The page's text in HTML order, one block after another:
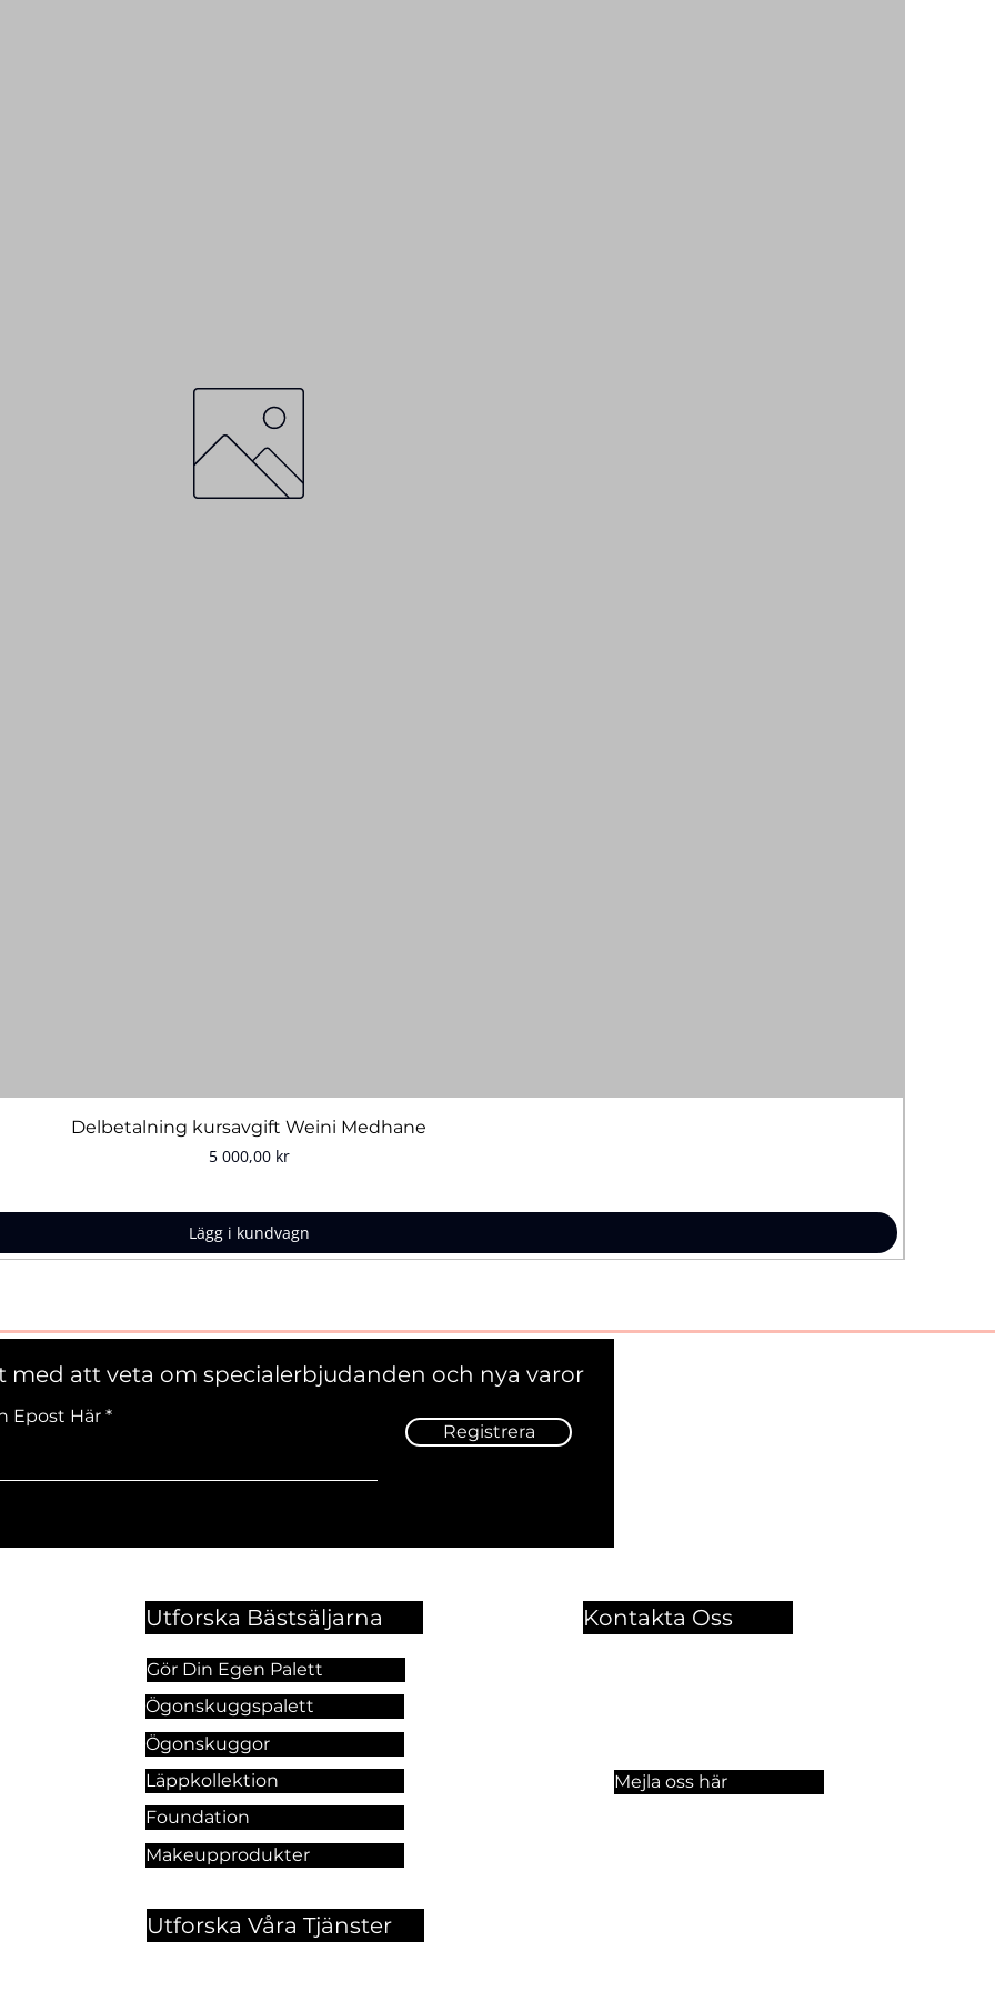
Snabbvisning
Delbetalning kursavgift Weini Medhane
Pris
5 000,00 kr
Lägg i kundvagn
med att veta om specialerbjudanden och nya varor
Epost Här
Registrera
Utforska Bästsäljarna
Gör Din Egen Palett
Ögonskuggspalett
Ögonskuggor
Läppkollektion
Foundation
Makeupprodukter
Kontakta Oss
Mejla oss här
Utforska Våra Tjänster